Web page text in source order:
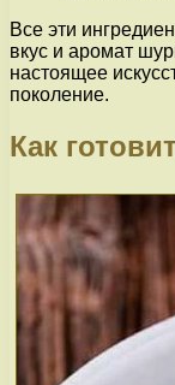
Все эти
вкус и аромат
настоящее
поколение.
Как